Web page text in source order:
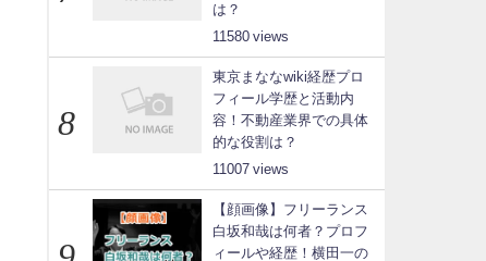
は？
11580
東京まななwiki経歴プロ
フィール学歴と活動内
容！不動産業界での具体
的な役割は？
11007
【顔画像】フリーランス
白坂和哉は何者？プロフ
ィールや経歴！横田一の